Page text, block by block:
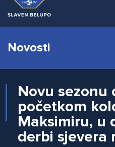
Novosti
Novu sezonu
početkom
Maksimiru, u
derbi sjevera